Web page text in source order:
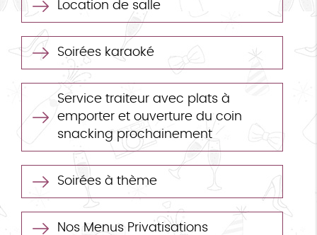
Location de salle
Soirées karaoké
Service traiteur avec plats à
emporter et ouverture du coin
snacking prochainement
Soirées à thème
Nos Menus Privatisations